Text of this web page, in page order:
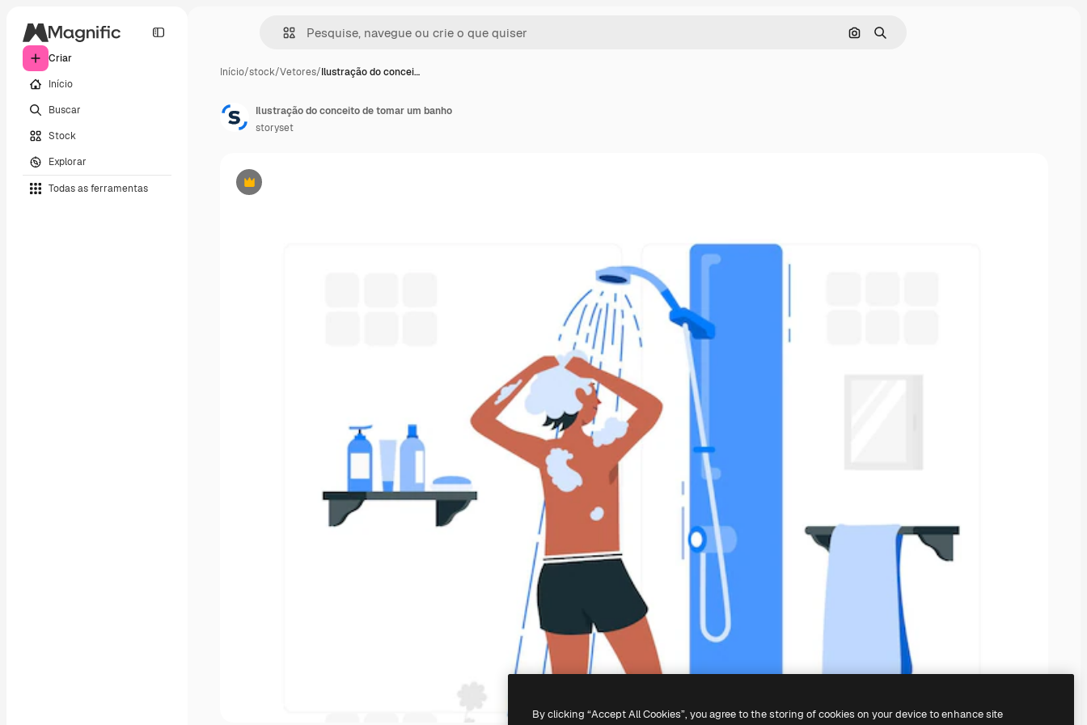
Criar
Início
Buscar
Stock
Explorar
Todas as ferramentas
Pesquisar por imagem
Buscar
Início/stock/Vetores/Ilustração do concei…
Premium
Ilustração do conceito de tomar um banho
storyset
By clicking “Accept All Cookies”, you agree to the storing of cookies on your device to enhance site